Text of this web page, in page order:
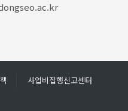
사업비집행신고센터